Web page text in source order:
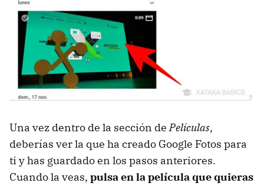
Una vez dentro de la sección dePelículas,
deberías ver la que ha creado Google Fotos para
ti y has guardado en los pasos anteriores.
Cuando la veas, pulsa en la película que quieras